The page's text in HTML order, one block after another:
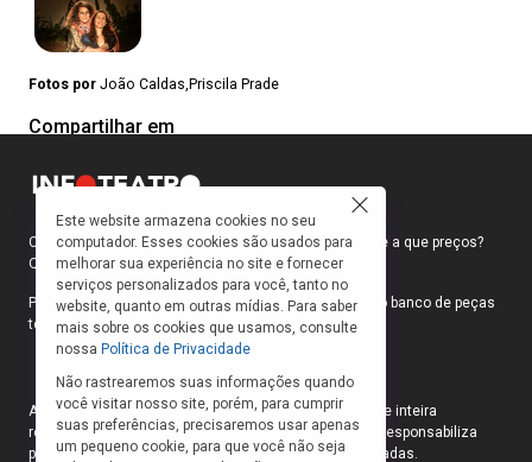
Fotos por João Caldas,Priscila Prade
Compartilhar em
Como faço para ir ao teatro? Onde compro ingressos e a que preços?
Quais peças estão em cartaz?
Para responder a essas e outras perguntas, criamos o banco de peças
teatrais do INFOTEATRO.
As informações das peças cadastradas no site são de inteira
responsabilidade das produções. O Infoteatro não se responsabiliza
pela atualização das informações das peças cadastradas.
Este website armazena cookies no seu
computador. Esses cookies são usados para
melhorar sua experiência no site e fornecer
serviços personalizados para você, tanto no
website, quanto em outras mídias. Para saber
mais sobre os cookies que usamos, consulte
nossa Política de Privacidade
Não rastrearemos suas informações quando
você visitar nosso site, porém, para cumprir
suas preferências, precisaremos usar apenas
um pequeno cookie, para que você não seja